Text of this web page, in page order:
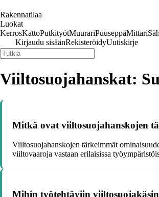
Rakennatilaa
Luokat
KerrosKattoPutkityötMuurariPuuseppäMittari
Kirjaudu sisäänRekisteröidyUutiskirje
Viiltosuojahanskat:
Mitkä ovat viiltosuojahanskojen
Viiltosuojahanskojen tärkeimmät
viiltovaaroja vastaan erilaisissa
Mihin työtehtäviin